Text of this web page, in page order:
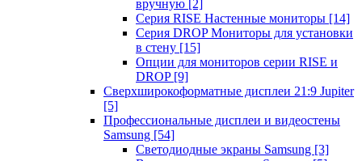
вручную [2]
Серия RISE Настенные мониторы [14]
Серия DROP Мониторы для установки
в стену [15]
Опции для мониторов серии RISE и
DROP [9]
Сверхширокоформатные дисплеи 21:9 Jupiter
[5]
Профессиональные дисплеи и видеостены
Samsung [54]
Светодиодные экраны Samsung [3]